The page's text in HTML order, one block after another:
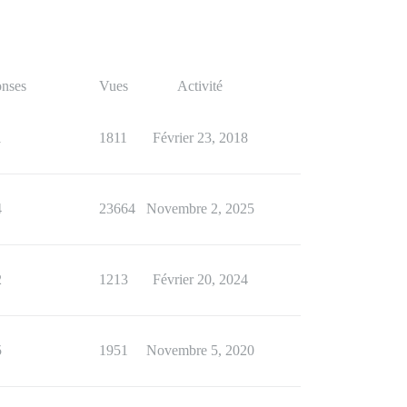
Vues Activité
1811 Février 23, 2018
23664 Novembre 2, 2025
1213 Février 20, 2024
1951 Novembre 5, 2020